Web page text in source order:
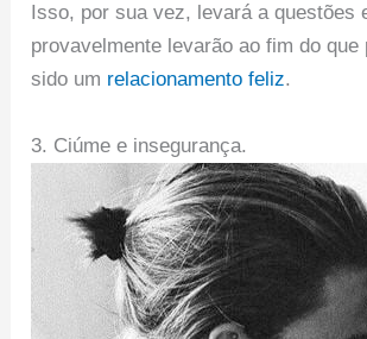
Isso, por sua vez, levará a questões
provavelmente levarão ao fim do que
sido um relacionamento feliz.
3. Ciúme e insegurança.